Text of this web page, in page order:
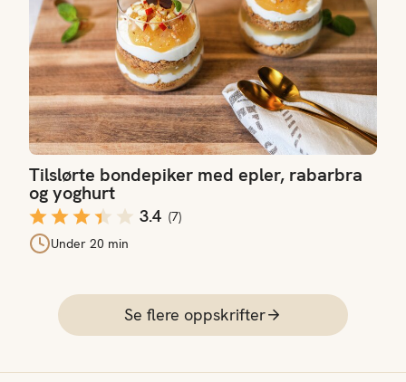
Tilslørte bondepiker med epler, rabarbra
og yoghurt
3.4 (7)
Under 20 min
Se flere oppskrifter